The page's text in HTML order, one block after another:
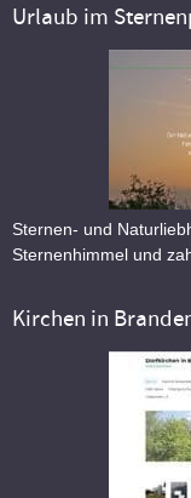
Urlaub im
Sternen- und
Sternenhimmel und
Kirchen in